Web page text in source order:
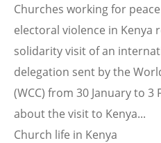
Churches working for
electoral violence in Kenya
solidarity visit of an
delegation sent by the
(WCC) from 30 January to
about the visit to Kenya...
Church life in Kenya